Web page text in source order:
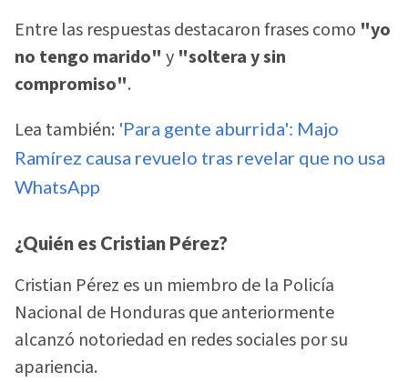
Entre las respuestas destacaron frases como "yo
no tengo marido" y "soltera y sin
compromiso".
Lea también: 'Para gente aburrida': Majo
Ramírez causa revuelo tras revelar que no usa
WhatsApp
¿Quién es Cristian Pérez?
Cristian Pérez es un miembro de la Policía
Nacional de Honduras que anteriormente
alcanzó notoriedad en redes sociales por su
apariencia.